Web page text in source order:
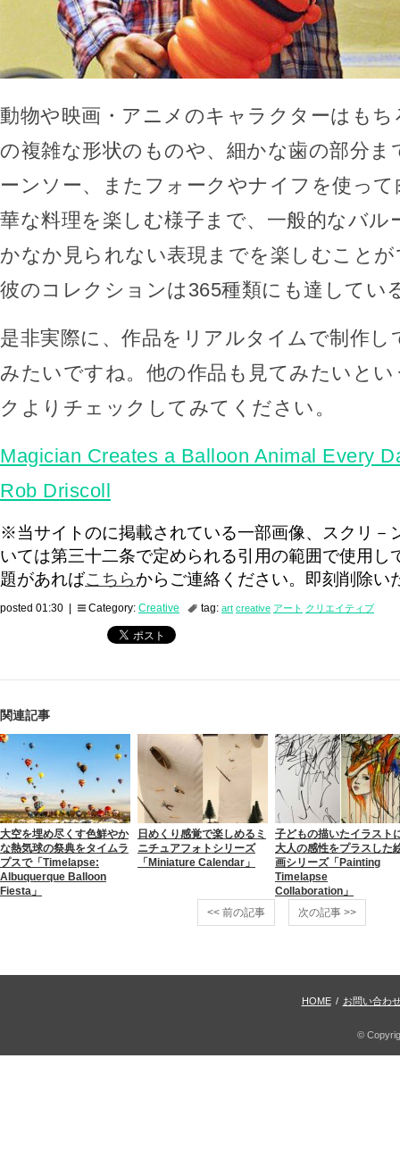
動物や映画・アニメのキャラクターはも
の複雑な形状のものや、細かな歯の部分ま
ーンソー、またフォークやナイフを使っ
華な料理を楽しむ様子まで、一般的なバル
かなか見られない表現までを楽しむこと
彼のコレクションは365種類にも達してい
是非実際に、作品をリアルタイムで制作し
みたいですね。他の作品も見てみたいと
クよりチェックしてみてください。
Magician Creates a Balloon Animal Every
Rob Driscoll
※当サイトのに掲載されている一部画像、スクリ－
いては第三十二条で定められる引用の範囲で使用し
題があればこちらからご連絡ください。即刻削除い
posted 01:30 | Category: Creative tag: art creative アート クリエイティブ
関連記事
大空を埋め尽くす色鮮やか
な熱気球の祭典をタイムラ
プスで「Timelapse:
Albuquerque Balloon
Fiesta」
日めくり感覚で楽しめるミ
ニチュアフォトシリーズ
「Miniature Calendar」
子どもの描いたイラスト
大人の感性をプラスした
画シリーズ「Painting
Timelapse
Collaboration」
<< 前の記事
次の記事 >>
HOME / お問い合わ
©